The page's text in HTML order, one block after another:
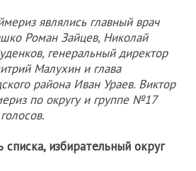
являлись главный врач
Роман Зайцев, Николай
генеральный директор
Малухин и глава
района Иван Ураев. Виктор
по округу и группе №17
списка, избирательный округ